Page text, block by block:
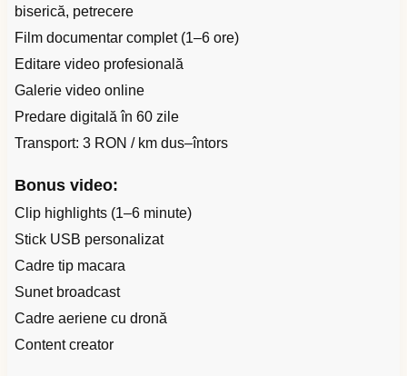
biserică, petrecere
Film documentar complet (1–6 ore)
Editare video profesională
Galerie video online
Predare digitală în 60 zile
Transport: 3 RON / km dus–întors
Bonus video:
Clip highlights (1–6 minute)
Stick USB personalizat
Cadre tip macara
Sunet broadcast
Cadre aeriene cu dronă
Content creator